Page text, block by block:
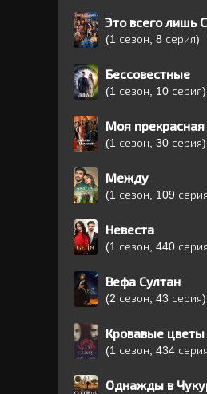
Это всего лишь
(1 сезон, 8 серия)
Бессовестные
(1 сезон, 10 серия)
Моя
(1 сезон, 30 серия)
Между
(1 сезон, 109
Невеста
(1 сезон, 440
Вефа Султан
(2 сезон, 43 серия)
Кровавые цветы
(1 сезон, 434
Однажды в